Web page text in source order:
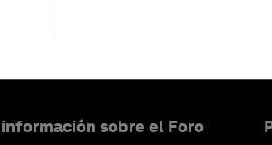
sobre el Foro